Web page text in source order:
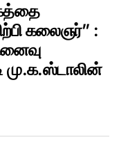
கலைஞர்” :